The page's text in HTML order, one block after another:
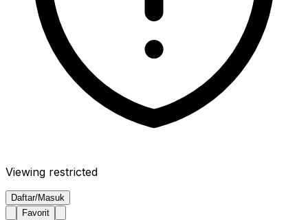
Viewing restricted
Daftar/Masuk
Favorit